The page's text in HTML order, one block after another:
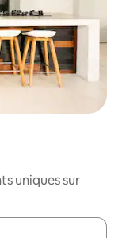
uniques sur